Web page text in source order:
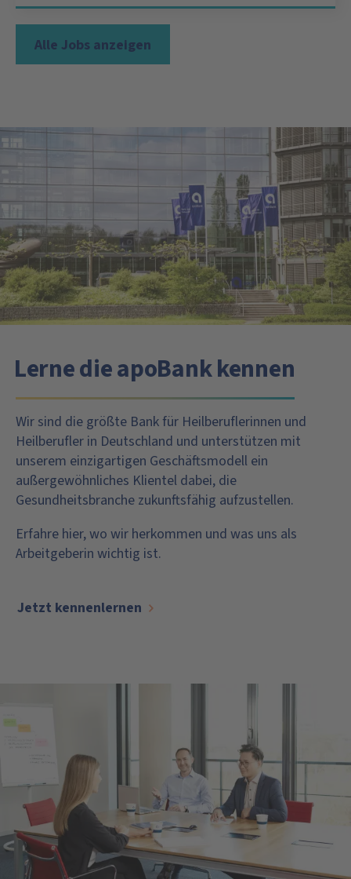
Alle Jobs anzeigen
Lerne die apoBank kennen
Wir sind die größte Bank für Heilberuflerinnen und
Heilberufler in Deutschland und unterstützen mit
unserem einzigartigen Geschäftsmodell ein
außergewöhnliches Klientel dabei, die
Gesundheitsbranche zukunftsfähig aufzustellen.
Erfahre hier, wo wir herkommen und was uns als
Arbeitgeberin wichtig ist.
Jetzt kennenlernen